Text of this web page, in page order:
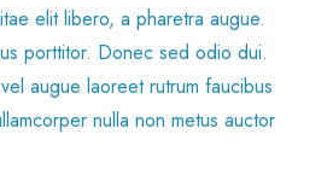
elit libero, a pharetra augue.
porttitor. Donec sed odio dui.
augue laoreet rutrum faucibus
nulla non metus auctor